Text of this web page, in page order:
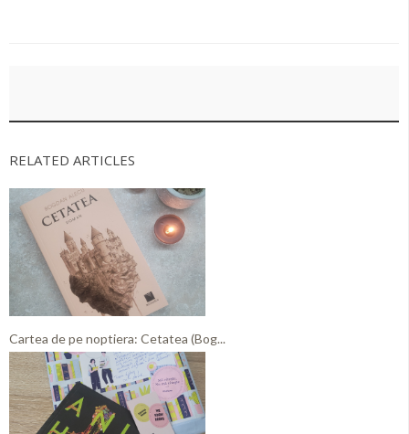
RELATED ARTICLES
Cartea de pe noptiera: Cetatea (Bog...